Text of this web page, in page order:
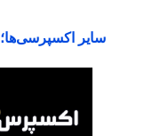
سایر اکسپرسی‌ها؛